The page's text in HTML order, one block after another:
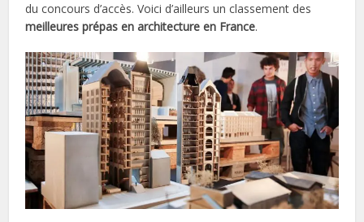
du concours d’accès. Voici d’ailleurs un classement des
meilleures prépas en architecture en France.